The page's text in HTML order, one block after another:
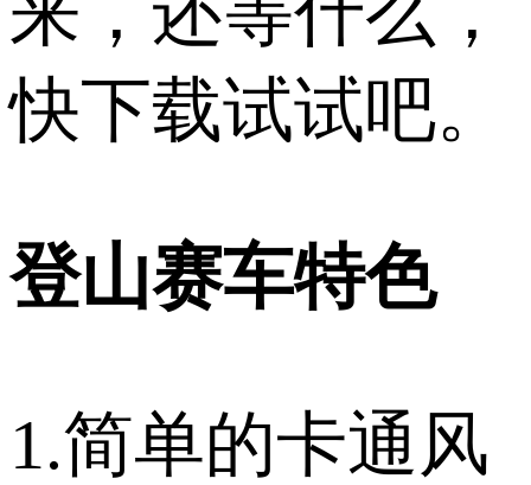
快下载试试吧。
登山赛车特色
1.简单的卡通风